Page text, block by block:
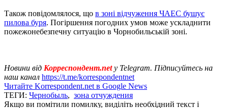
Також повідомлялося, що в зоні відчуження ЧАЕС бушує
пилова буря. Погіршення погодних умов може ускладнити
пожежонебезпечну ситуацію в Чорнобильській зоні.
Новини від Корреспондент.net у Telegram. Підписуйтесь на
наш канал https://t.me/korrespondentnet
Читайте Korrespondent.net в Google News
ТЕГИ: Чернобыль, зона отчуждения
Якщо ви помітили помилку, виділіть необхідний текст і